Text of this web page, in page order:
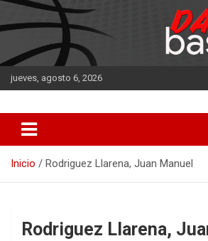
Saltar
al
contenido
jueves, agosto 6, 2026
DATA Basquet
Inicio Rodriguez Llarena, Juan Manuel
Rodriguez Llarena,